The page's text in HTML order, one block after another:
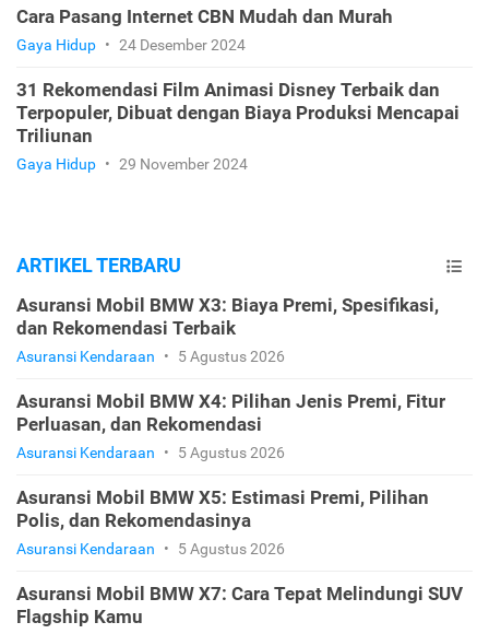
Cara Pasang Internet CBN Mudah dan Murah
Gaya Hidup • 24 Desember 2024
31 Rekomendasi Film Animasi Disney Terbaik dan
Terpopuler, Dibuat dengan Biaya Produksi Mencapai
Triliunan
Gaya Hidup • 29 November 2024
ARTIKEL TERBARU
Asuransi Mobil BMW X3: Biaya Premi, Spesifikasi,
dan Rekomendasi Terbaik
Asuransi Kendaraan • 5 Agustus 2026
Asuransi Mobil BMW X4: Pilihan Jenis Premi, Fitur
Perluasan, dan Rekomendasi
Asuransi Kendaraan • 5 Agustus 2026
Asuransi Mobil BMW X5: Estimasi Premi, Pilihan
Polis, dan Rekomendasinya
Asuransi Kendaraan • 5 Agustus 2026
Asuransi Mobil BMW X7: Cara Tepat Melindungi SUV
Flagship Kamu